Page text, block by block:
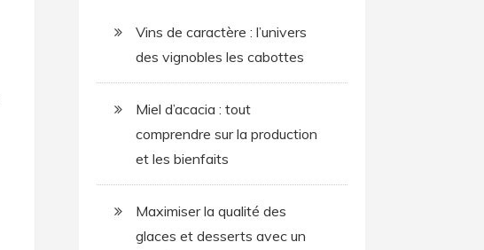
Vins de caractère : l’univers
des vignobles les cabottes
Miel d’acacia : tout
comprendre sur la production
et les bienfaits
Maximiser la qualité des
glaces et desserts avec un